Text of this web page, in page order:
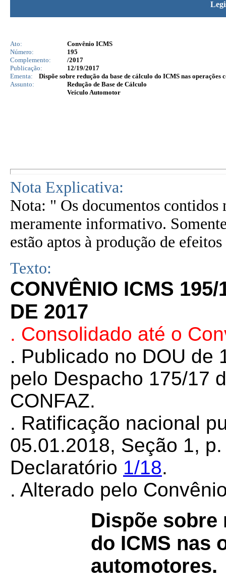
Ato:
Convênio ICMS
Número:
195
Complemento:
/2017
Publicação:
12/19/2017
Ementa:
Dispõe sobre redução da base de cálculo do ICMS nas operações
Assunto:
Redução de Base de Cálculo
Veículo Automotor
Nota Explicativa:
Nota: " Os documentos contidos
meramente informativo.
estão aptos à produção de
Texto:
CONVÊNIO ICMS
DE 2017
. Consolidado até o
. Publicado no DOU de
pelo Despacho 175/17
CONFAZ.
. Ratificação nacional
05.01.2018, Seção 1,
Declaratório 1/18.
. Alterado pelo
Dispõe sobre
do ICMS nas
automotores.